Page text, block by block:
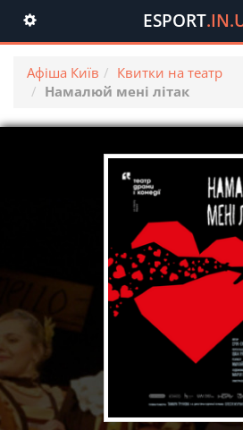
Toggle
navigation
ESPORT
Афіша Київ
Квитки на театр
Намалюй мені літак